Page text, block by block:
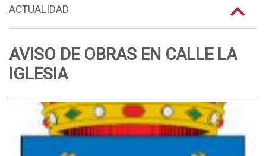
ACTUALIDAD
AVISO DE OBRAS EN CALLE LA
IGLESIA